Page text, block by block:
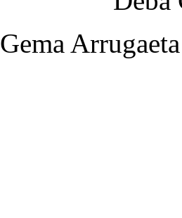
Gema